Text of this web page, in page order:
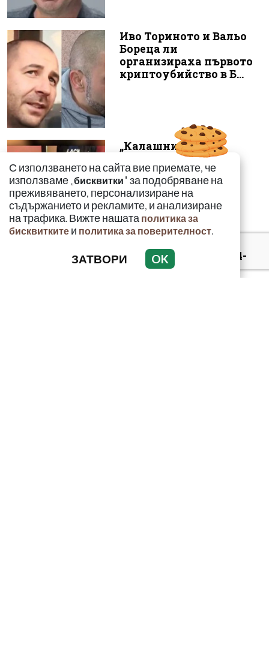
Иво Ториното и Вальо
Бореца ли
организираха първото
криптоубийство в Б...
„Калашниците“
пр*ститутките си в
морските курорти
Полицаят, намерил 4-
годишния Марти:
Започна силно да ме
С използването на сайта вие приемате, че
използваме „бисквитки" за подобряване на
преживяването, персонализиране на
съдържанието и рекламите, и анализиране
на трафика. Вижте нашата политика за
бисквитките и политика за поверителност.
ЗАТВОРИ OK